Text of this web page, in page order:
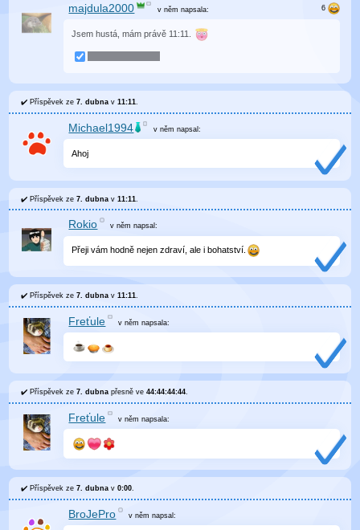
majdula2000 v něm napsala:
Jsem hustá, mám právě 11:11.
Příspěvek ze7. dubna v11:11.
Michael1994 v němnapsal:
Ahoj
Příspěvek ze7. dubna v11:11
Rokio v němnapsal:
Přeji vám hodně nejen zdraví, ale i bohatství.
Příspěvek ze7. dubna v11:11
Freťule v němnapsala:
Příspěvek ze7. dubna přesně ve44:44:44:44.
Freťule v němnapsala:
Příspěvek ze7. dubna v0:00.
BroJePro v němnapsal: